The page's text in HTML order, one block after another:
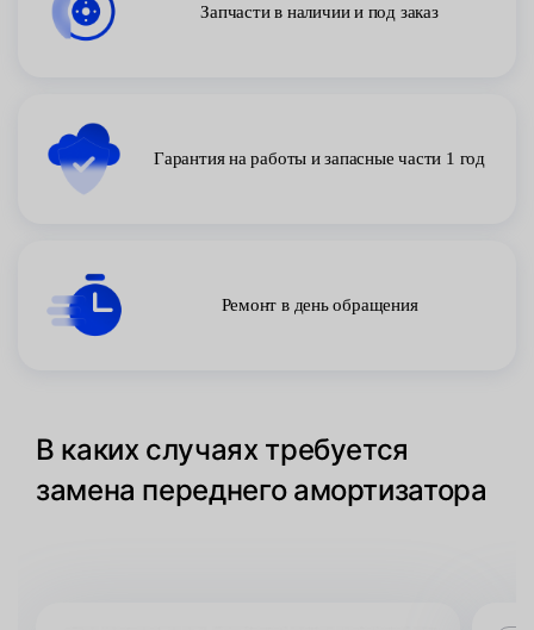
Запчасти в наличии и под заказ
Гарантия на работы и запасные части 1 год
Ремонт в день обращения
В каких случаях требуется
замена переднего амортизатора